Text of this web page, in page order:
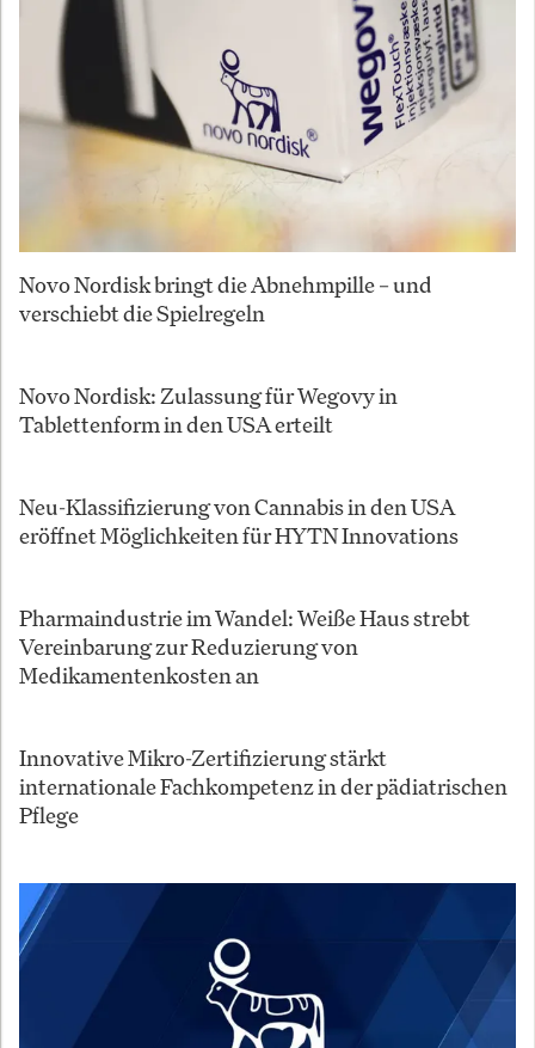
Novo Nordisk bringt die Abnehmpille – und
verschiebt die Spielregeln
Novo Nordisk: Zulassung für Wegovy in
Tablettenform in den USA erteilt
Neu-Klassifizierung von Cannabis in den USA
eröffnet Möglichkeiten für HYTN Innovations
Pharmaindustrie im Wandel: Weiße Haus strebt
Vereinbarung zur Reduzierung von
Medikamentenkosten an
Innovative Mikro-Zertifizierung stärkt
internationale Fachkompetenz in der pädiatrischen
Pflege